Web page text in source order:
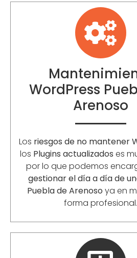
WordPress
Arenoso
Los riesgos de no mantener
los Plugins actualizados es
por lo que podemos
gestionar el día a día de
Puebla de Arenosoya en
forma profesional.